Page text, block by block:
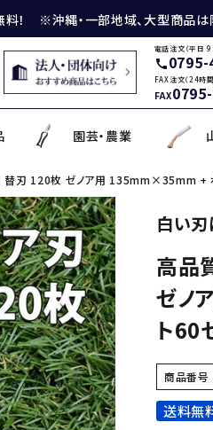
！ ※沖縄・一部地域、大型商品は
電話注文（平日
call
FAX注文（24時
FAX
薄刃包丁
牛刀・筋引き・骨スキ
包丁収納・ケース
ダイヤモンド砥石
刃物研磨機
メンテナンス用品
厚鎌
木鎌
立鎌
ナイロンコード
モア用刃
草焼きバーナー
園芸・農業
草削り・草取り
芝刈機・管理機・耕耘機
携帯・収納ケース
斧
木の皮剥き・角返し
鑿
金切鋏
理美容品
盛箸・盛皿・盛台
調理用鉄板
替刃 120枚 ゼノア用 135mm×35mm +
白い刃
高品
ゼノ
ト60
商品番号
送料無